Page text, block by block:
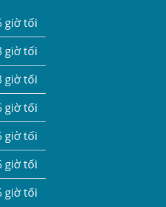
giờ tối
giờ tối
giờ tối
giờ tối
giờ tối
giờ tối
giờ tối